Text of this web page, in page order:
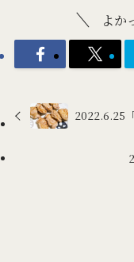
よか
2022.6.25